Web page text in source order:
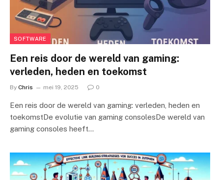
SOFTWARE
Een reis door de wereld van gaming:
verleden, heden en toekomst
By Chris mei 19, 2025 0
Een reis door de wereld van gaming: verleden, heden en
toekomstDe evolutie van gaming consolesDe wereld van
gaming consoles heeft…